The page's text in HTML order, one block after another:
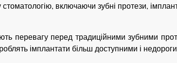
включаючи зубні протези,
перевагу перед традиційними зубними
імплантати більш доступними і